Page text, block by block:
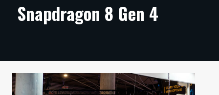
ARTIKKELIT
TECHBBS
TIETOA
Snapdragon 8 Gen 4